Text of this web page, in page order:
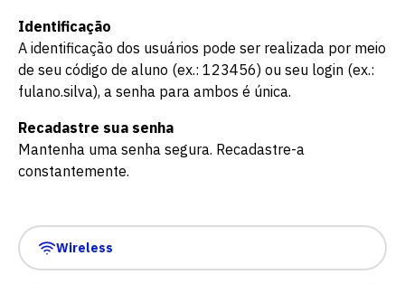
Identificação
A identificação dos usuários pode ser realizada por meio
de seu código de aluno (ex.: 123456) ou seu login (ex.:
fulano.silva), a senha para ambos é única.
Recadastre sua senha
Mantenha uma senha segura. Recadastre-a
constantemente.
Wireless